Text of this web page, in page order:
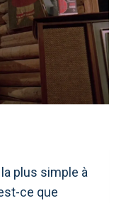
plus simple à
ce que